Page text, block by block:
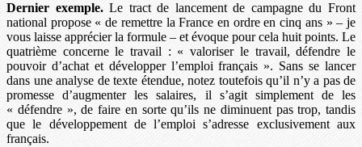
Dernier exemple.Le tract de lancement de campagne du Front
national propose « de remettre la France en ordre en cinq ans » – je
vous laisse apprécier la formule – et évoque pour cela huit points. Le
quatrième concerne le travail : « valoriser le travail, défendre le
pouvoir d’achat et développer l’emploi français ». Sans se lancer
dans une analyse de texte étendue, notez toutefois qu’il n’y a pas de
promesse d’augmenter les salaires, il s’agit simplement de les
« défendre », de faire en sorte qu’ils ne diminuent pas trop, tandis
que le développement de l’emploi s’adresse exclusivement aux
français.